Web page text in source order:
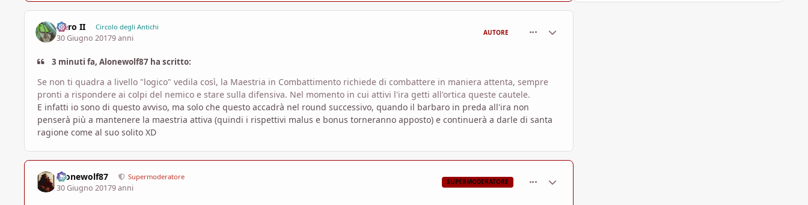
Hero II Circolo degli Antichi
30 Giugno 20179 anni
AUTORE
3 minuti fa, Alonewolf87 ha scritto:
Se non ti quadra a livello "logico" vedila così, la Maestria in Combattimento richiede di combattere in maniera attenta, sempre
pronti a rispondere ai colpi del nemico e stare sulla difensiva. Nel momento in cui attivi l'ira getti all'ortica queste cautele.
E infatti io sono di questo avviso, ma solo che questo accadrà nel round successivo, quando il barbaro in preda all'ira non
penserà più a mantenere la maestria attiva (quindi i rispettivi malus e bonus torneranno apposto) e continuerà a darle di santa
ragione come al suo solito XD
Alonewolf87 Supermoderatore
30 Giugno 20179 anni
SUPERMODERATORE